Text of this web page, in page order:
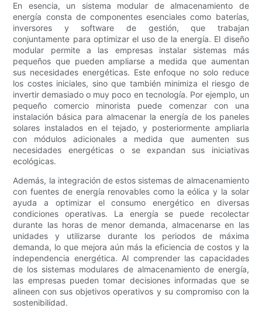
En esencia, un sistema modular de almacenamiento de
energía consta de componentes esenciales como baterías,
inversores y software de gestión, que trabajan
conjuntamente para optimizar el uso de la energía. El diseño
modular permite a las empresas instalar sistemas más
pequeños que pueden ampliarse a medida que aumentan
sus necesidades energéticas. Este enfoque no solo reduce
los costes iniciales, sino que también minimiza el riesgo de
invertir demasiado o muy poco en tecnología. Por ejemplo, un
pequeño comercio minorista puede comenzar con una
instalación básica para almacenar la energía de los paneles
solares instalados en el tejado, y posteriormente ampliarla
con módulos adicionales a medida que aumenten sus
necesidades energéticas o se expandan sus iniciativas
ecológicas.
Además, la integración de estos sistemas de almacenamiento
con fuentes de energía renovables como la eólica y la solar
ayuda a optimizar el consumo energético en diversas
condiciones operativas. La energía se puede recolectar
durante las horas de menor demanda, almacenarse en las
unidades y utilizarse durante los periodos de máxima
demanda, lo que mejora aún más la eficiencia de costos y la
independencia energética. Al comprender las capacidades
de los sistemas modulares de almacenamiento de energía,
las empresas pueden tomar decisiones informadas que se
alineen con sus objetivos operativos y su compromiso con la
sostenibilidad.